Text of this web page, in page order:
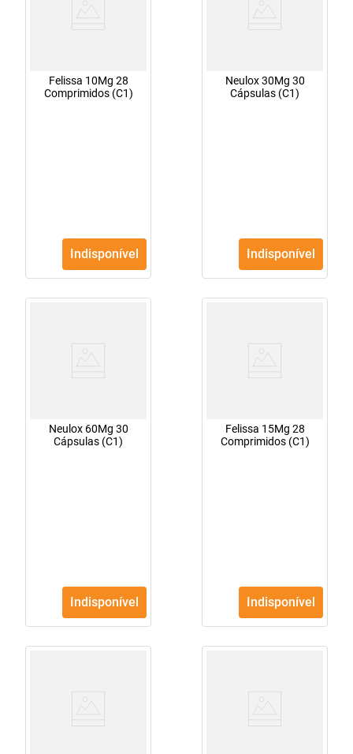
Felissa 10Mg 28
Comprimidos (C1)
Indisponível
Neulox 30Mg 30
Cápsulas (C1)
Indisponível
Neulox 60Mg 30
Cápsulas (C1)
Indisponível
Felissa 15Mg 28
Comprimidos (C1)
Indisponível